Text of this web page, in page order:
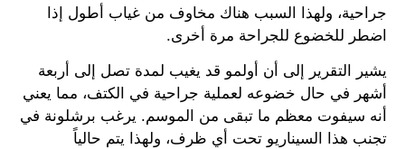
جراحية، ولهذا السبب هناك مخاوف من غياب أطول إذا
اضطر للخضوع للجراحة مرة أخرى.
يشير التقرير إلى أن أولمو قد يغيب لمدة تصل إلى أربعة
أشهر في حال خضوعه لعملية جراحية في الكتف، مما يعني
أنه سيفوت معظم ما تبقى من الموسم. يرغب برشلونة في
تجنب هذا السيناريو تحت أي ظرف، ولهذا يتم حالياً